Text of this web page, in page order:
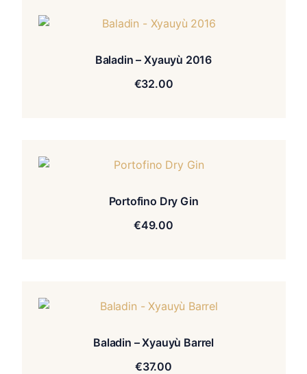
Baladin – Xyauyù 2016
€32.00
Portofino Dry Gin
€49.00
Baladin – Xyauyù Barrel
€37.00